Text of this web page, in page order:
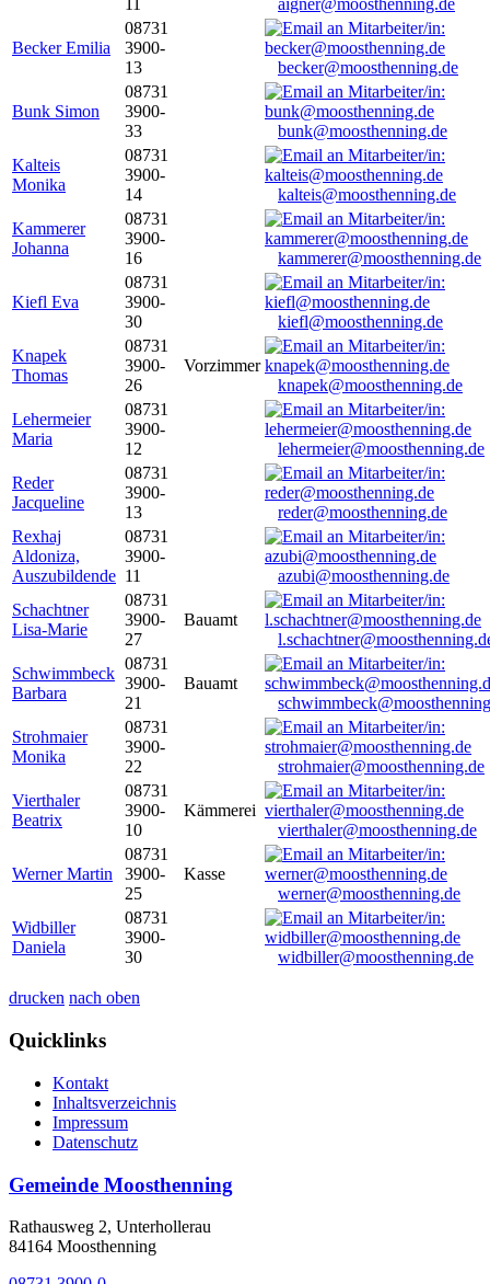
aigner@moosthenning.de
Becker Emilia
08731
3900-
13
becker@moosthenning.de
Bunk Simon
08731
3900-
33
bunk@moosthenning.de
Kalteis
Monika
08731
3900-
14
kalteis@moosthenning.de
Kammerer
Johanna
08731
3900-
16
kammerer@moosthenning.de
Kiefl Eva
08731
3900-
30
kiefl@moosthenning.de
Knapek
Thomas
08731
3900-
26
Vorzimmer
knapek@moosthenning.de
Lehermeier
Maria
08731
3900-
12
lehermeier@moosthenning.de
Reder
Jacqueline
08731
3900-
13
reder@moosthenning.de
Rexhaj
Aldoniza,
Auszubildende
08731
3900-
11
azubi@moosthenning.de
Schachtner
Lisa-Marie
08731
3900-
27
Bauamt
Schwimmbeck
Barbara
08731
3900-
21
Bauamt
Strohmaier
Monika
08731
3900-
22
strohmaier@moosthenning.de
Vierthaler
Beatrix
08731
3900-
10
Kämmerei
vierthaler@moosthenning.de
Werner Martin
08731
3900-
25
Kasse
werner@moosthenning.de
Widbiller
Daniela
08731
3900-
30
widbiller@moosthenning.de
drucken nach oben
Quicklinks
Kontakt
Inhaltsverzeichnis
Impressum
Datenschutz
Gemeinde Moosthenning
Rathausweg 2, Unterhollerau
84164 Moosthenning